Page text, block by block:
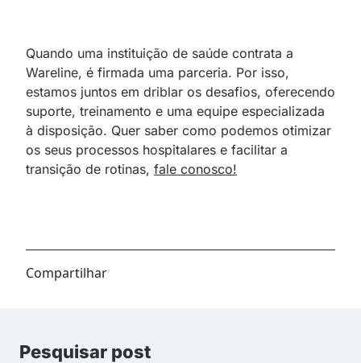
Quando uma instituição de saúde contrata a
Wareline, é firmada uma parceria. Por isso,
estamos juntos em driblar os desafios, oferecendo
suporte, treinamento e uma equipe especializada
à disposição. Quer saber como podemos otimizar
os seus processos hospitalares e facilitar a
transição de rotinas, fale conosco!
Compartilhar
Pesquisar post